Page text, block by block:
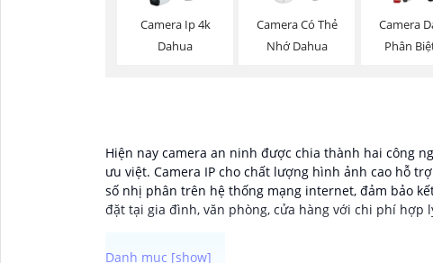
Camera Ip 4k
Dahua
Camera Có Thẻ
Nhớ Dahua
Camera
Phân
Hiện nay camera an ninh được chia thành hai công
ưu việt. Camera IP cho chất lượng hình ảnh cao hỗ
số nhị phân trên hệ thống mạng internet, đảm bảo
đặt tại gia đình, văn phòng, cửa hàng với chi phí hợp